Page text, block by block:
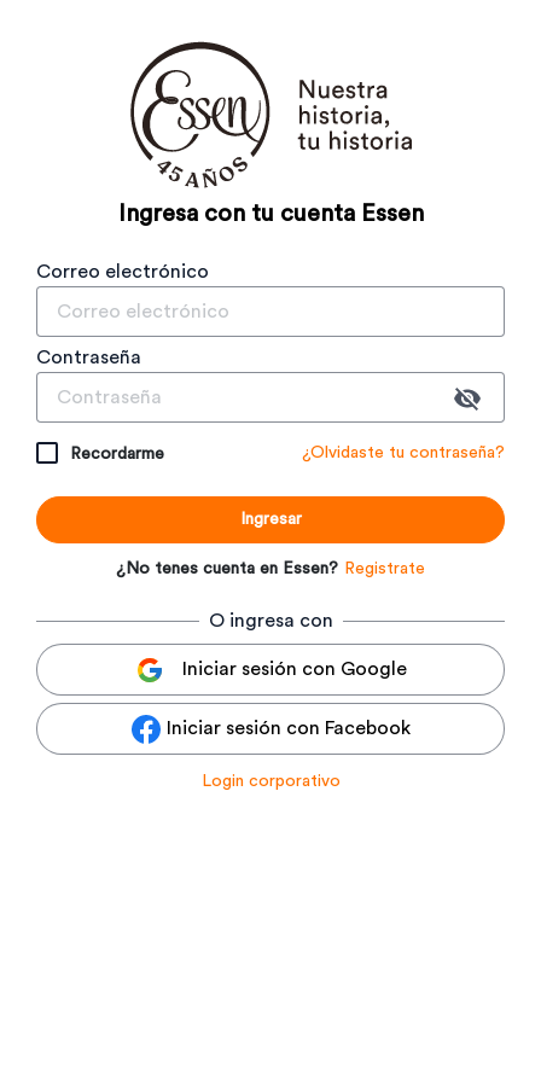
Ingresa con tu cuenta Essen
Iniciar sesión con Google
Iniciar sesión con Facebook
Login corporativo
Correo electrónico
Contraseña
Recordarme ¿Olvidaste tu contraseña?
Ingresar
¿No tenes cuenta en Essen? Registrate
O ingresa con